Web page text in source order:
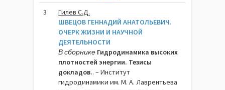
3
Гилев С.Д.
ШВЕЦОВ ГЕННАДИЙ АНАТОЛЬЕВИЧ.
ОЧЕРК ЖИЗНИ И НАУЧНОЙ
ДЕЯТЕЛЬНОСТИ
В сборнике Гидродинамика высоких
плотностей энергии. Тезисы
докладов.. – Институт
гидродинамики им. М. А. Лаврентьева